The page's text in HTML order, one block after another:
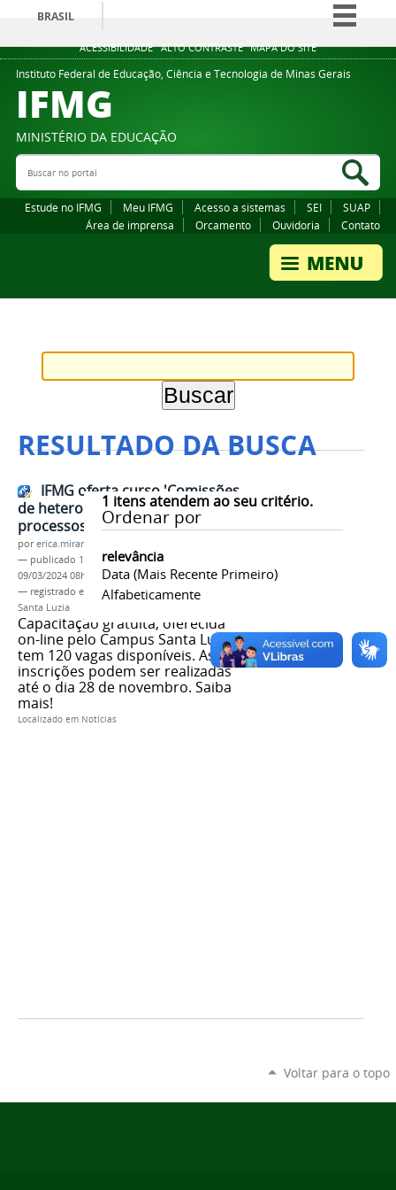
ACESSIBILIDADE ALTO CONTRASTE MAPA DO SITE
BRASIL
Simplifique!
Comunica BR
Legislação
Instituto Federal de Educação, Ciência e Tecnologia de Minas Gerais
IFMG
MINISTÉRIO DA EDUCAÇÃO
Buscar no portal
Estude no IFMG Meu IFMG Acesso a sistemas SEI
SUAP
Área de imprensa
Orcamento Ouvidoria Contato
RESULTADO DA BUSCA
1 itens atendem ao seu critério.
Ordenar por
relevância
Data (mais Recente Primeiro)
Alfabeticamente
IFMG oferta curso 'Comissões
de heteroidentificação em
processos seletivos'
porerica.miranda
— publicado 10/11/2022—última modificação
09/03/2024 08h02
— registrado em:
heteroidentificação,Campus
Santa Luzia
Capacitação gratuita, oferecida
on-line pelo Campus Santa Luzia,
tem 120 vagas disponíveis. As
inscrições podem ser realizadas
até o dia 28 de novembro. Saiba
mais!
Localizado em Notícias
Voltar para o topo